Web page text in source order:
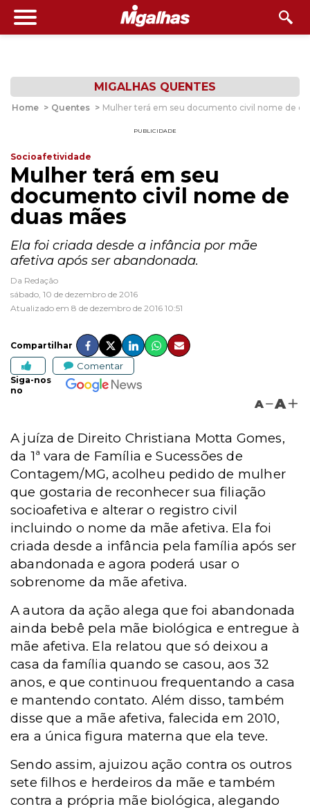
MIGALHAS QUENTES
Home > Quentes > Mulher terá em seu documento civil nome de
PUBLICIDADE
Socioafetividade
Mulher terá em seu
documento civil nome de
duas mães
Ela foi criada desde a infância por mãe
afetiva após ser abandonada.
Da Redação
sábado, 10 de dezembro de 2016
Atualizado em 8 de dezembro de 2016 10:51
Compartilhar
Comentar
Siga-nos
no
A A
A juíza de Direito Christiana Motta Gomes,
da 1ª vara de Família e Sucessões de
Contagem/MG, acolheu pedido de mulher
que gostaria de reconhecer sua filiação
socioafetiva e alterar o registro civil
incluindo o nome da mãe afetiva. Ela foi
criada desde a infância pela família após ser
abandonada e agora poderá usar o
sobrenome da mãe afetiva.
A autora da ação alega que foi abandonada
ainda bebê pela mãe biológica e entregue à
mãe afetiva. Ela relatou que só deixou a
casa da família quando se casou, aos 32
anos, e que continuou frequentando a casa
e mantendo contato. Além disso, também
disse que a mãe afetiva, falecida em 2010,
era a única figura materna que ela teve.
Sendo assim, ajuizou ação contra os outros
sete filhos e herdeiros da mãe e também
contra a própria mãe biológica, alegando